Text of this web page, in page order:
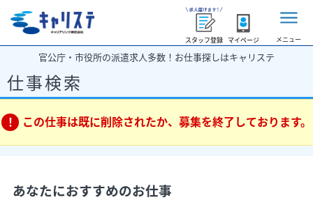
スタッフ登録 マイページ メニュー
官公庁・市役所の派遣求人多数！お仕事探しはキャリステ
仕事検索
この仕事は既に削除されたか、募集を終了しております。
あなたにおすすめのお仕事